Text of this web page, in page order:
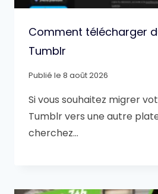
Comment télécharger
Tumblr
Publié le 8 août 2026
Si vous souhaitez migrer
Tumblr vers une autre
cherchez…